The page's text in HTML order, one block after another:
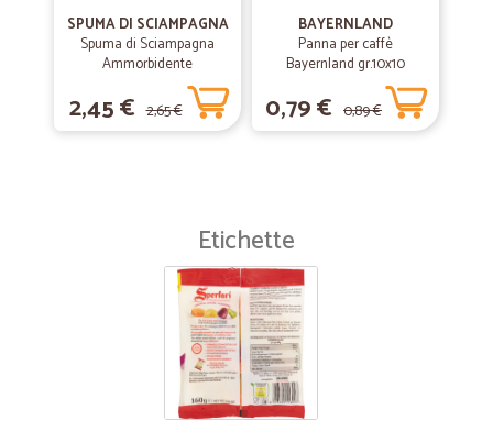
SPUMA DI SCIAMPAGNA
Spuma di Sciampagna
Ammorbidente
Concentrato Carezza
d'Argan 600 ml
2,45 € 2,65 €
BAYERNLAND
Panna per caffè
Bayernland gr.10x10
0,79 € 0,89 €
Etichette